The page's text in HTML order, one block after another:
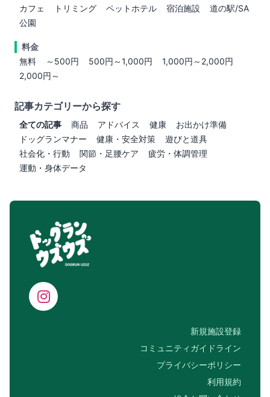
カフェ
トリミング ペットホテル 宿泊施設
道の駅/SA
公園
料金
無料
～500円 500円～1,000円
1,000円～2,000円
2,000円～
記事カテゴリーから探す
全ての記事 商品 アドバイス 健康
お出かけ準備
ドッグランマナー
健康・安全対策
遊びと道具
社会化・行動
関節・足腰ケア
疲労・体調管理
運動・身体データ
新規施設登録
コミュニティガイドライン
プライバシーポリシー
利用規約